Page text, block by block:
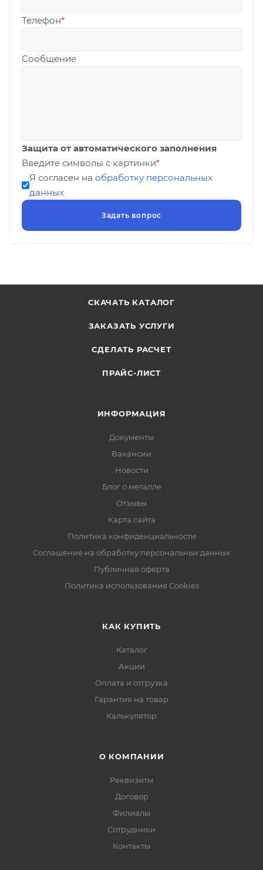
Телефон*
Сообщение
Защита от автоматического заполнения
Введите символы с картинки*
Я согласен на обработку персональных
данных
СКАЧАТЬ КАТАЛОГ
ЗАКАЗАТЬ УСЛУГИ
СДЕЛАТЬ РАСЧЕТ
ПРАЙС-ЛИСТ
ИНФОРМАЦИЯ
Документы
Вакансии
Новости
Блог о металле
Отзывы
Карта сайта
Политика конфиденциальности
Соглашение на обработку персональных данных
Публичная оферта
Политика использования Cookies
КАК КУПИТЬ
Каталог
Акции
Оплата и отгрузка
Гарантия на товар
Калькулятор
О КОМПАНИИ
Реквизиты
Договор
Филиалы
Сотрудники
Контакты